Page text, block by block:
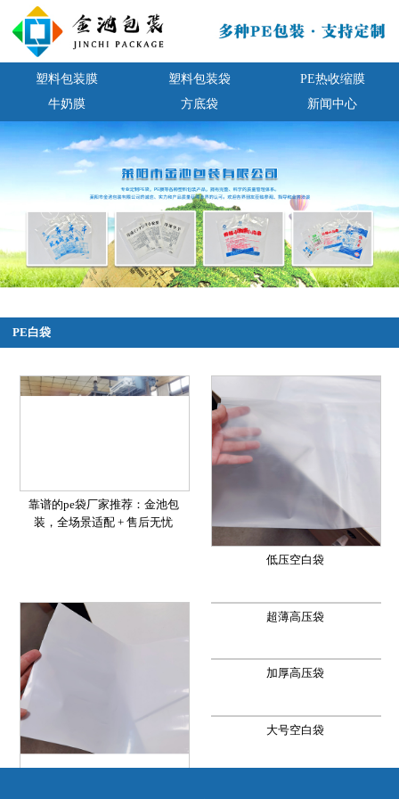
塑料包装膜 塑料包装袋
PE热收缩膜
牛奶膜
方底袋 新闻中心
PE白袋
靠谱的pe袋厂家推荐：金池包
装，全场景适配 + 售后无忧​
低压空白袋
超薄高压袋
加厚高压袋
大号空白袋